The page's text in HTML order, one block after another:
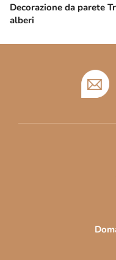
Decorazione da parete
alberi